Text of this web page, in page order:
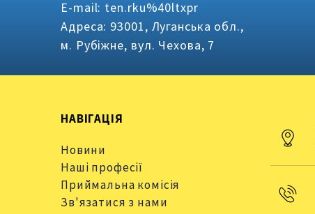
E-mail: ten.rku%40ltxpr
Адреса: 93001, Луганська обл.,
м. Рубіжне, вул. Чехова, 7
НАВІГАЦІЯ
Новини
Наші професії
Приймальна комісія
Зв'язатися з нами